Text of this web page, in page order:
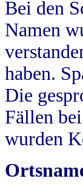
Bei den
Namen
haben.
Die
Fällen
wurden